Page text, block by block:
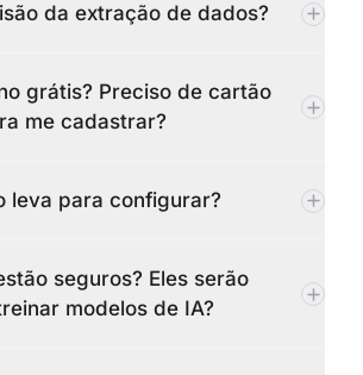
da extração de dados?
grátis? Preciso de cartão
me cadastrar?
leva para configurar?
seguros? Eles serão
modelos de IA?